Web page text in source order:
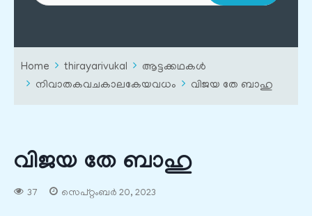
Home thirayarivukal
ആട്ടക്കഥകൾ
നിവാതകവചകാലകേയവധം
വിജയ തേ ബാഹു
വിജയ തേ ബാഹു
37 സെപ്റ്റംബർ 20, 2023